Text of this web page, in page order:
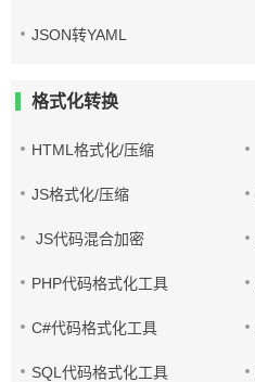
JSON转YAML
格式化转换
HTML格式化/压缩
JS格式化/压缩
JS代码混合加密
PHP代码格式化工具
C#代码格式化工具
SQL代码格式化工具